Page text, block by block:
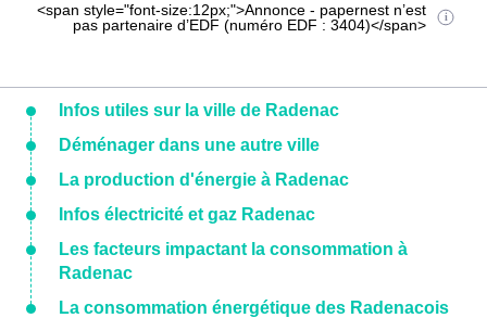
<span style="font-size:12px;">Annonce - papernest n’est
pas partenaire d’EDF (numéro EDF : 3404)</span>
Infos utiles sur la ville de Radenac
Déménager dans une autre ville
La production d'énergie à Radenac
Infos électricité et gaz Radenac
Les facteurs impactant la consommation à
Radenac
La consommation énergétique des Radenacois